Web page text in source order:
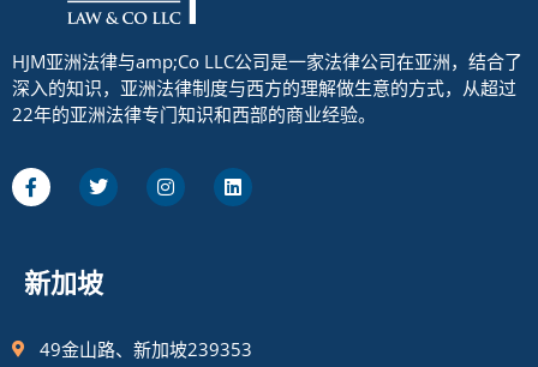
HJM亚洲法律与amp;Co LLC公司是一家法律公司在亚洲，结合了
深入的知识，亚洲法律制度与西方的理解做生意的方式，从超过
22年的亚洲法律专门知识和西部的商业经验。
新加坡
49金山路、新加坡239353